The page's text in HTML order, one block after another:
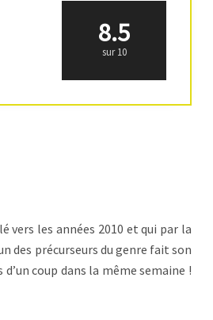
8.5
sur 10
vers les années 2010 et qui par la
des précurseurs du genre fait son
coup dans la même semaine !